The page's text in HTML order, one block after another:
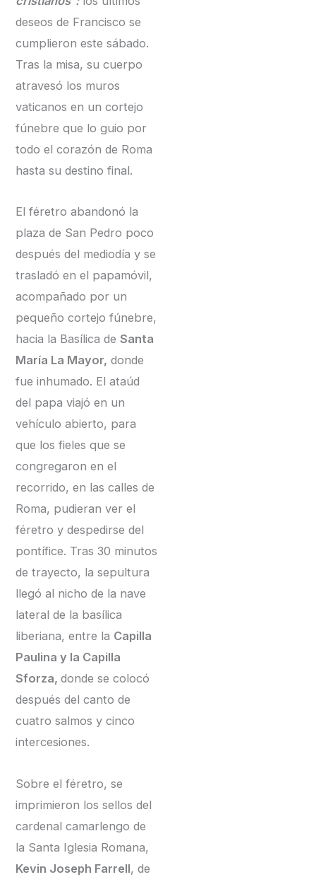
deseos de Francisco se
cumplieron este sábado.
Tras la misa, su cuerpo
atravesó los muros
vaticanos en un cortejo
fúnebre que lo guio por
todo el corazón de Roma
hasta su destino final.
El féretro abandonó la
plaza de San Pedro poco
después del mediodía y se
trasladó en el papamóvil,
acompañado por un
pequeño cortejo fúnebre,
hacia la Basílica deSanta
María La Mayor, donde
fue inhumado. El ataúd
del papa viajó en un
vehículo abierto, para
que los fieles que se
congregaron en el
recorrido, en las calles de
Roma, pudieran ver el
féretro y despedirse del
pontífice. Tras 30 minutos
de trayecto, la sepultura
llegó al nicho de la nave
lateral de la basílica
liberiana, entre la Capilla
Paulina y la Capilla
Sforza,donde se colocó
después del canto de
cuatro salmos y cinco
intercesiones.
Sobre el féretro, se
imprimieron los sellos del
cardenal camarlengo de
la Santa Iglesia Romana,
Kevin Joseph Farrell, de